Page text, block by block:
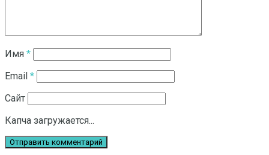
Имя *
Email *
Сайт
Капча загружается...